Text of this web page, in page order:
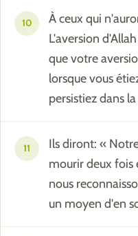
10
À ceux qui
L'aversion
que votre
lorsque vous
persistiez dans
11
Ils diront: «
mourir deux fois
nous
un moyen d'en